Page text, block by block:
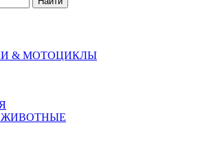
& МОТОЦИКЛЫ